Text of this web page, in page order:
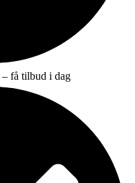
– få tilbud i dag